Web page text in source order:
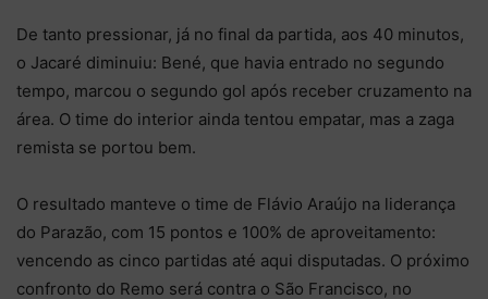
De tanto pressionar, já no final da partida, aos 40 minutos,
o Jacaré diminuiu: Bené, que havia entrado no segundo
tempo, marcou o segundo gol após receber cruzamento na
área. O time do interior ainda tentou empatar, mas a zaga
remista se portou bem.
O resultado manteve o time de Flávio Araújo na liderança
do Parazão, com 15 pontos e 100% de aproveitamento:
vencendo as cinco partidas até aqui disputadas. O próximo
confronto do Remo será contra o São Francisco, no